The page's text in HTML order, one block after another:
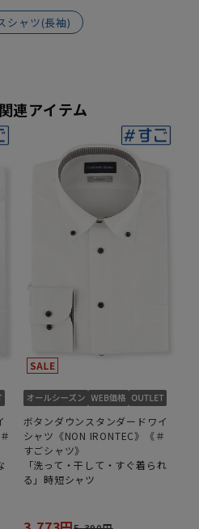
シャツ(長袖)
連アイテム
ボタンダウンスタンダードワイ
シャツ《NON IRONTEC》《＃
すごシャツ》
「洗って・干して・すぐ着られ
る」時短シャツ